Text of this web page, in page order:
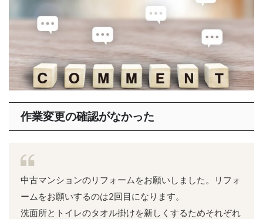
作業変更の確認がなかった
中古マンションのリフォームをお願いしました。リフォ
ームをお願いするのは2回目になります。
洗面所とトイレのタオル掛けを新しくするためそれぞれ